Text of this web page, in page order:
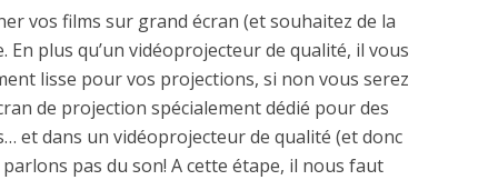
vos films sur grand écran (et souhaitez de la
En plus qu’un vidéoprojecteur de qualité, il vous
lisse pour vos projections, si non vous serez
de projection spécialement dédié pour des
et dans un vidéoprojecteur de qualité (et donc
pas du son! A cette étape, il nous faut